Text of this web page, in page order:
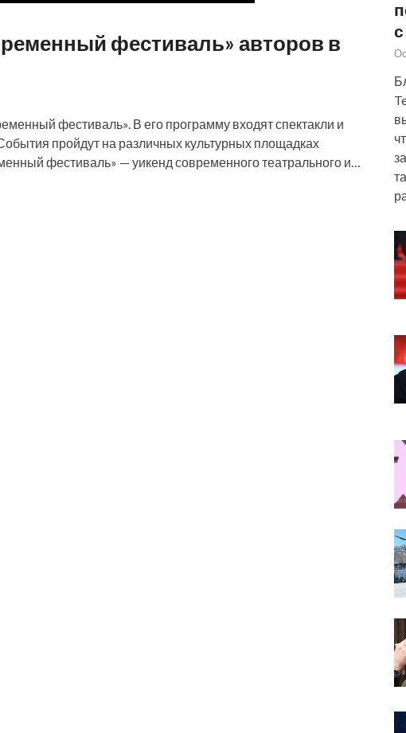
фестиваль» авторов в
фестиваль». В его программу входят спектакли и
пройдут на различных культурных площадках
фестиваль» — уикенд современного театрального и…